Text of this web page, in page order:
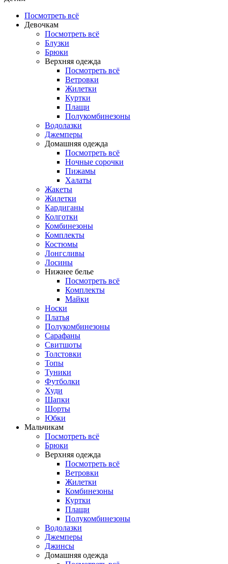
Посмотреть всё
Девочкам
Посмотреть всё
Блузки
Брюки
Верхняя одежда
Посмотреть всё
Ветровки
Жилетки
Куртки
Плащи
Полукомбинезоны
Водолазки
Джемперы
Домашняя одежда
Посмотреть всё
Ночные сорочки
Пижамы
Халаты
Жакеты
Жилетки
Кардиганы
Колготки
Комбинезоны
Комплекты
Костюмы
Лонгсливы
Лосины
Нижнее белье
Посмотреть всё
Комплекты
Майки
Носки
Платья
Полукомбинезоны
Сарафаны
Свитшоты
Толстовки
Топы
Туники
Футболки
Худи
Шапки
Шорты
Юбки
Мальчикам
Посмотреть всё
Брюки
Верхняя одежда
Посмотреть всё
Ветровки
Жилетки
Комбинезоны
Куртки
Плащи
Полукомбинезоны
Водолазки
Джемперы
Джинсы
Домашняя одежда